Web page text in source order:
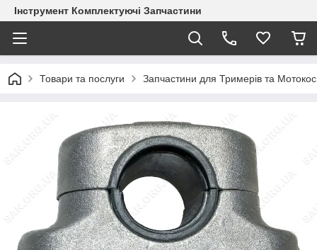
Інструмент Комплектуючі Запчастини
Товари та послуги Запчастини для Тримерів та Мотокос